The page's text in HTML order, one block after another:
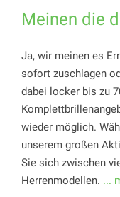
Meinen die
Ja, wir meinen es
sofort zuschlagen
dabei locker bis zu
wieder möglich.
unserem großen
Sie sich zwischen
Herrenmodellen. ...